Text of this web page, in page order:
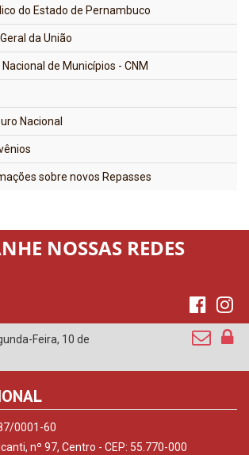
do Estado de Pernambuco
da União
de Municípios - CNM
Nacional
sobre novos Repasses
NOSSAS REDES
Feira, 10 de
0001-60
nº 97, Centro - CEP: 55.770-000